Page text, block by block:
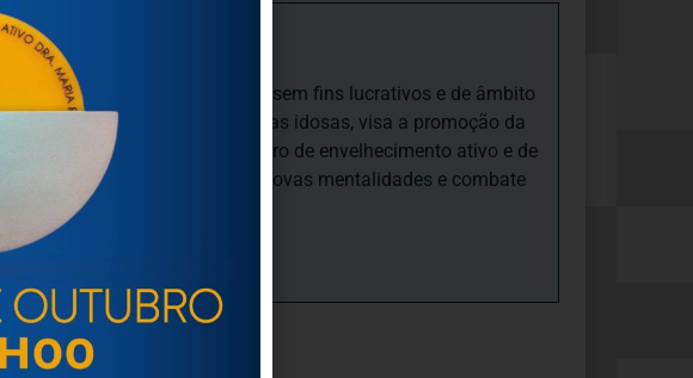
de Solidariedade Social sem fins lucrativos e de âmbito
envelhecimento e às pessoas idosas, visa a promoção da
pessoas idosas, num quadro de envelhecimento ativo e de
todas as idades, promove novas mentalidades e combate